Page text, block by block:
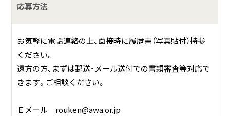
応募方法
お気軽に電話連絡の上、面接時に履歴書（写真貼付）持参
ください。
遠方の方、まずは郵送・メール送付での書類審査等対応で
きます。ご相談ください。
Ｅメール rouken@awa.or.jp